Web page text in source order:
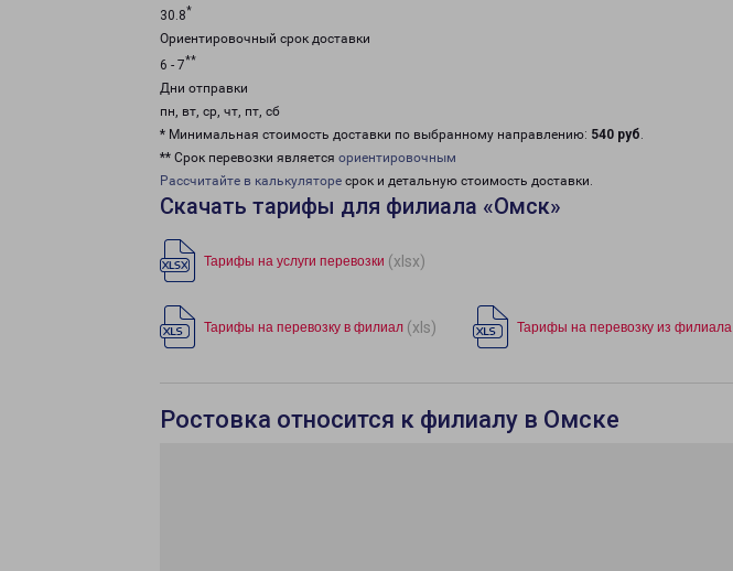
30.8*
Ориентировочный срок доставки
6 - 7**
Дни отправки
пн, вт, ср, чт, пт, сб
* Минимальная стоимость доставки по выбранному направлению: 540 руб.
** Срок перевозки является ориентировочным
Рассчитайте в калькуляторе срок и детальную стоимость доставки.
Скачать тарифы для филиала «Омск»
Тарифы на услуги перевозки (xlsx)
Тарифы на перевозку в филиал (xls) Тарифы на перевозку из филиала
Ростовка относится к филиалу в Омске